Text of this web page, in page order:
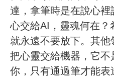
達，拿筆時是在說心
心交給AI，靈魂何在？
就永遠不要放下。其他
把心靈交給機器，它
你，只有通過筆才能